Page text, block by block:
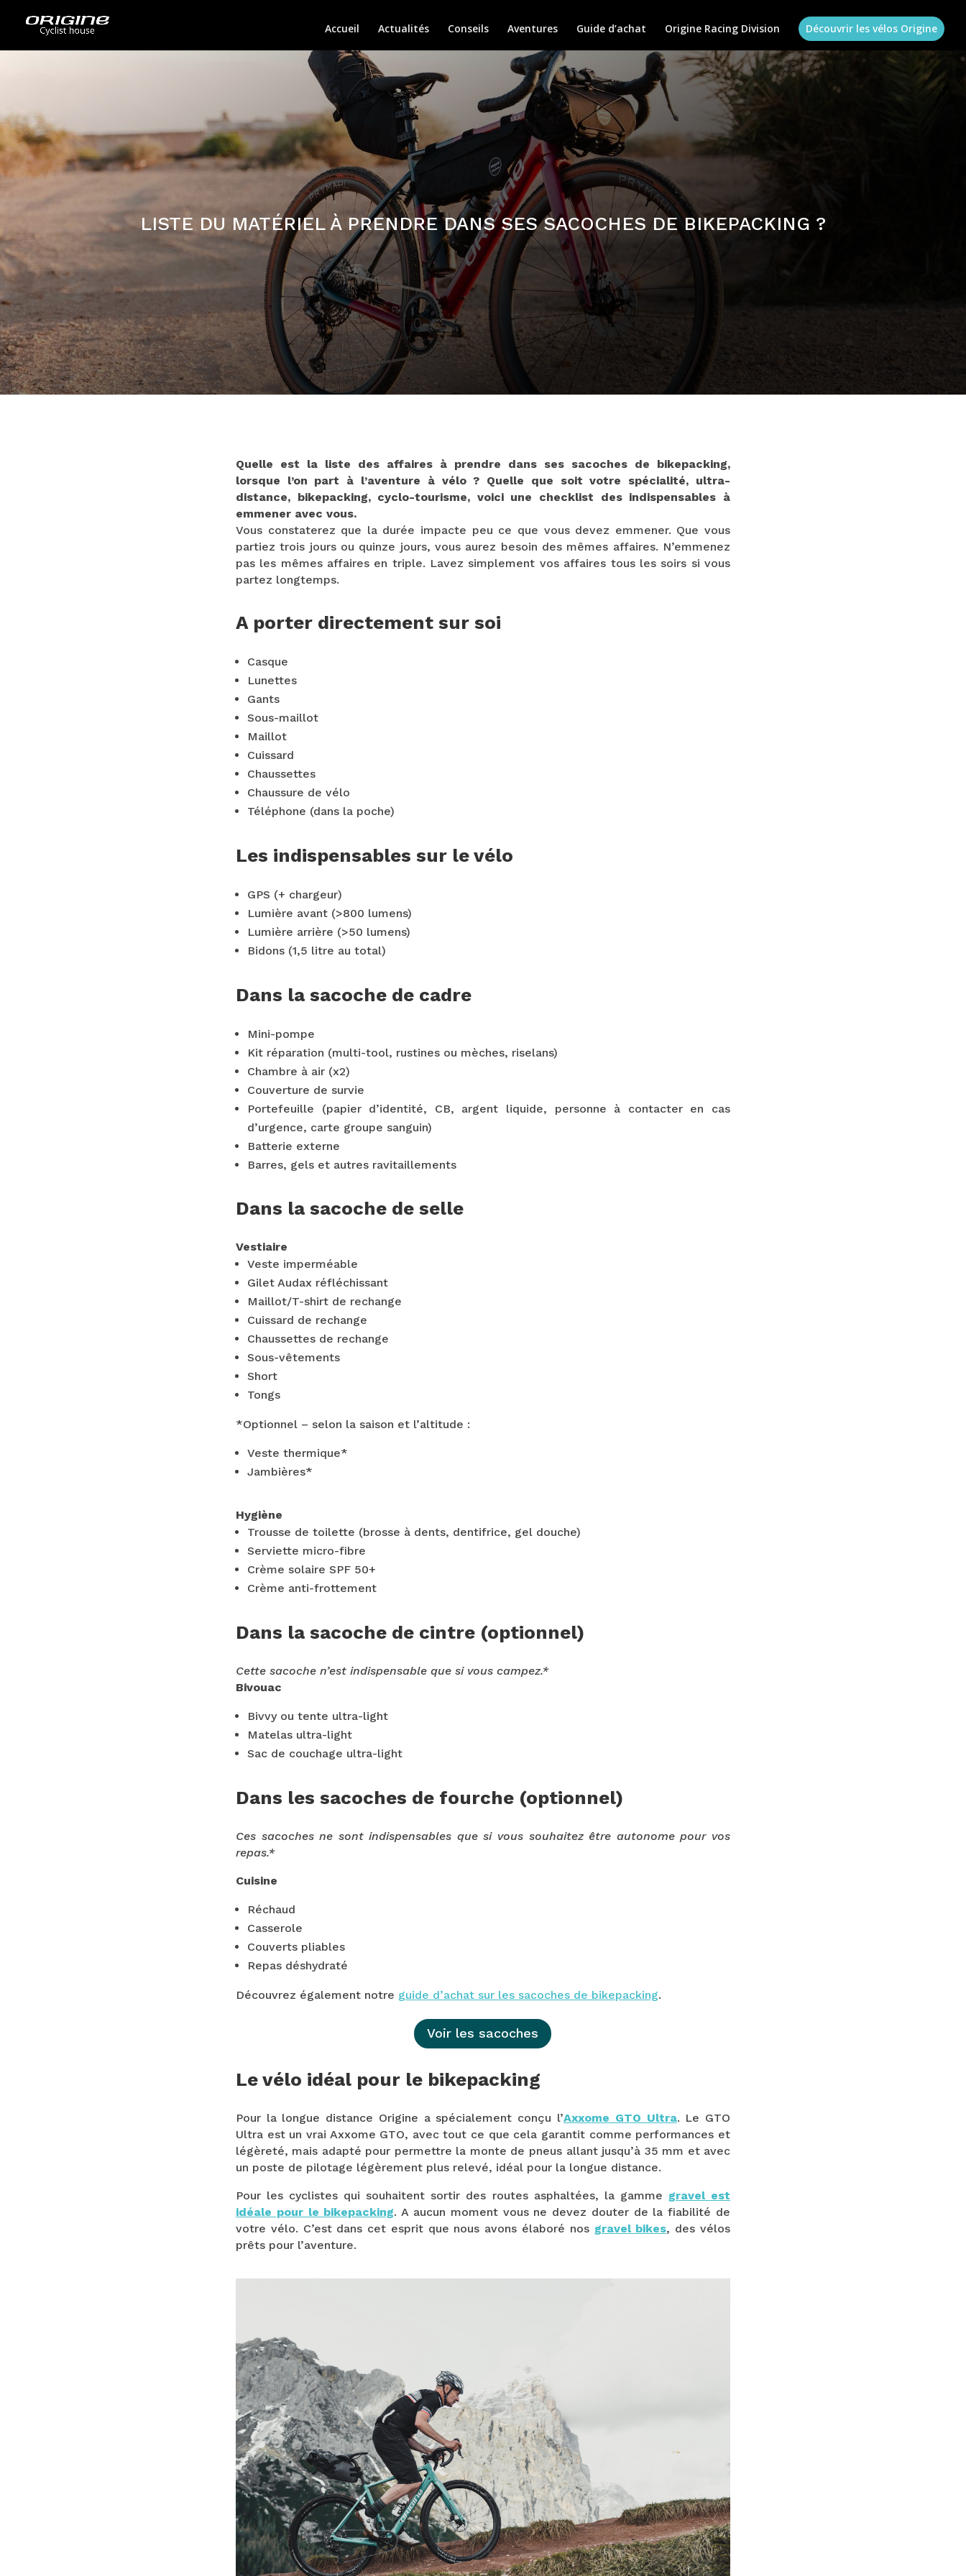
Accueil Actualités Conseils Aventures Guide d’achat Origine Racing Division Découvrir les vélos Origine
LISTE DU MATÉRIEL À PRENDRE DANS SES SACOCHES DE BIKEPACKING ?
Quelle est la liste des affaires à prendre dans ses sacoches de bikepacking,
lorsque l’on part à l’aventure à vélo ? Quelle que soit votre spécialité, ultra-
distance, bikepacking, cyclo-tourisme, voici une checklist des indispensables à
emmener avec vous.
Vous constaterez que la durée impacte peu ce que vous devez emmener. Que vous
partiez trois jours ou quinze jours, vous aurez besoin des mêmes affaires. N’emmenez
pas les mêmes affaires en triple. Lavez simplement vos affaires tous les soirs si vous
partez longtemps.
A porter directement sur soi
Casque
Lunettes
Gants
Sous-maillot
Maillot
Cuissard
Chaussettes
Chaussure de vélo
Téléphone (dans la poche)
Les indispensables sur le vélo
GPS (+ chargeur)
Lumière avant (>800 lumens)
Lumière arrière (>50 lumens)
Bidons (1,5 litre au total)
Dans la sacoche de cadre
Mini-pompe
Kit réparation (multi-tool, rustines ou mèches, riselans)
Chambre à air (x2)
Couverture de survie
Portefeuille (papier d’identité, CB, argent liquide, personne à contacter en cas
d’urgence, carte groupe sanguin)
Batterie externe
Barres, gels et autres ravitaillements
Dans la sacoche de selle
Vestiaire
Veste imperméable
Gilet Audax réfléchissant
Maillot/T-shirt de rechange
Cuissard de rechange
Chaussettes de rechange
Sous-vêtements
Short
Tongs
*Optionnel – selon la saison et l’altitude :
Veste thermique*
Jambières*
Hygiène
Trousse de toilette (brosse à dents, dentifrice, gel douche)
Serviette micro-fibre
Crème solaire SPF 50+
Crème anti-frottement
Dans la sacoche de cintre (optionnel)
Cette sacoche n’est indispensable que si vous campez.*
Bivouac
Bivvy ou tente ultra-light
Matelas ultra-light
Sac de couchage ultra-light
Dans les sacoches de fourche (optionnel)
Ces sacoches ne sont indispensables que si vous souhaitez être autonome pour vos
repas.*
Cuisine
Réchaud
Casserole
Couverts pliables
Repas déshydraté
Découvrez également notre guide d’achat sur les sacoches de bikepacking.
Voir les sacoches
Le vélo idéal pour le bikepacking
Pour la longue distance Origine a spécialement conçu l’Axxome GTO Ultra. Le GTO
Ultra est un vrai Axxome GTO, avec tout ce que cela garantit comme performances et
légèreté, mais adapté pour permettre la monte de pneus allant jusqu’à 35 mm et avec
un poste de pilotage légèrement plus relevé, idéal pour la longue distance.
Pour les cyclistes qui souhaitent sortir des routes asphaltées, la gamme gravel est
idéale pour le bikepacking. A aucun moment vous ne devez douter de la fiabilité de
votre vélo. C’est dans cet esprit que nous avons élaboré nos gravel bikes, des vélos
prêts pour l’aventure.